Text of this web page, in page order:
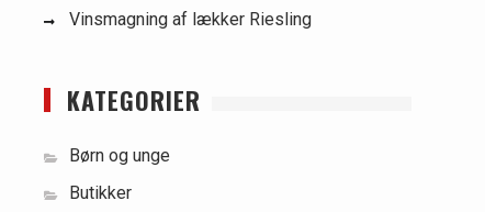
Vinsmagning af lækker Riesling
KATEGORIER
Børn og unge
Butikker